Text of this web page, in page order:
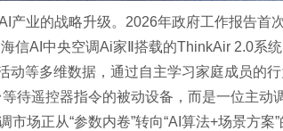
产业的战略升级。2026年政府工作报告首
信AI中央空调Ai家Ⅱ搭载的ThinkAir 2.0系
动等多维数据，通过自主学习家庭成员的
待遥控器指令的被动设备，而是一位主动
市场正从“参数内卷”转向“AI算法+场景方